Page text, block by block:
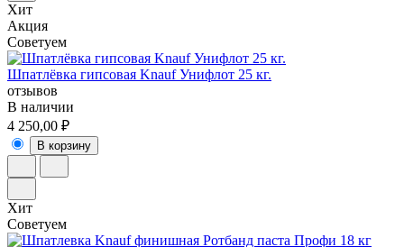
Хит
Акция
Советуем
Шпатлёвка гипсовая Knauf Унифлот 25 кг.
отзывов
В наличии
4 250,00 ₽
В корзину
Хит
Советуем